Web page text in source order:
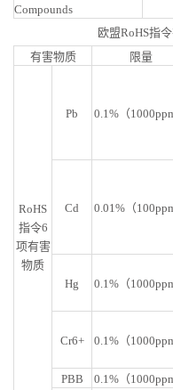
Compounds
欧盟RoHS指
有害物质
限量
RoHS
指令6
项有害
物质
Pb 0.1%（1000ppm
Cd 0.01%（100ppm
Hg 0.1%（1000ppm
Cr6+ 0.1%（1000ppm
PBB
0.1%（1000ppm